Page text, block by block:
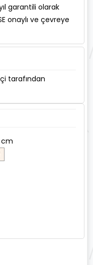
garantili olarak
onaylı ve çevreye
tarafından